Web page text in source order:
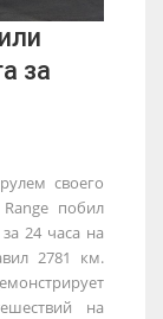
за
своего
побил
24 часа на
2781 км.
на